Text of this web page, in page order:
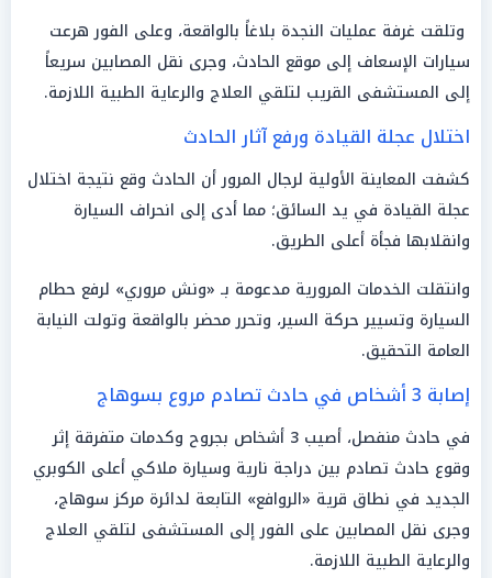
وتلقت غرفة عمليات النجدة بلاغاً بالواقعة، وعلى الفور هرعت
سيارات الإسعاف إلى موقع الحادث، وجرى نقل المصابين سريعاً
إلى المستشفى القريب لتلقي العلاج والرعاية الطبية اللازمة.
اختلال عجلة القيادة ورفع آثار الحادث
كشفت المعاينة الأولية لرجال المرور أن الحادث وقع نتيجة اختلال
عجلة القيادة في يد السائق؛ مما أدى إلى انحراف السيارة
وانقلابها فجأة أعلى الطريق.
وانتقلت الخدمات المرورية مدعومة بـ «ونش مروري» لرفع حطام
السيارة وتسيير حركة السير، وتحرر محضر بالواقعة وتولت النيابة
العامة التحقيق.
إصابة 3 أشخاص في حادث تصادم مروع بسوهاج
في حادث منفصل، أصيب 3 أشخاص بجروح وكدمات متفرقة إثر
وقوع حادث تصادم بين دراجة نارية وسيارة ملاكي أعلى الكوبري
الجديد في نطاق قرية «الروافع» التابعة لدائرة مركز سوهاج،
وجرى نقل المصابين على الفور إلى المستشفى لتلقي العلاج
والرعاية الطبية اللازمة.